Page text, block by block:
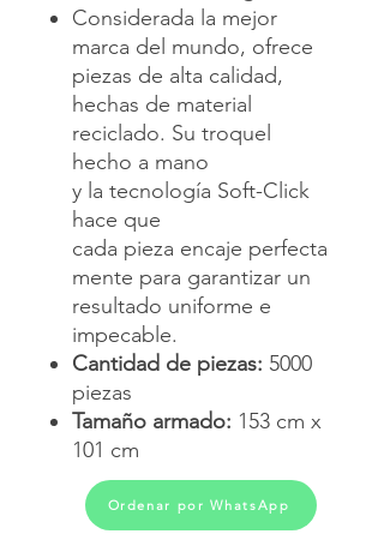
Considerada la mejor
marca del mundo, ofrece
piezas de alta calidad,
hechas de material
reciclado. Su troquel
hecho a mano
y la tecnología Soft-Click
hace que
cada pieza encaje perfecta
mente para garantizar un
resultado uniforme e
impecable.
Cantidad de piezas: 5000
piezas
Tamaño armado: 153 cm x
101 cm
Ordenar por WhatsApp